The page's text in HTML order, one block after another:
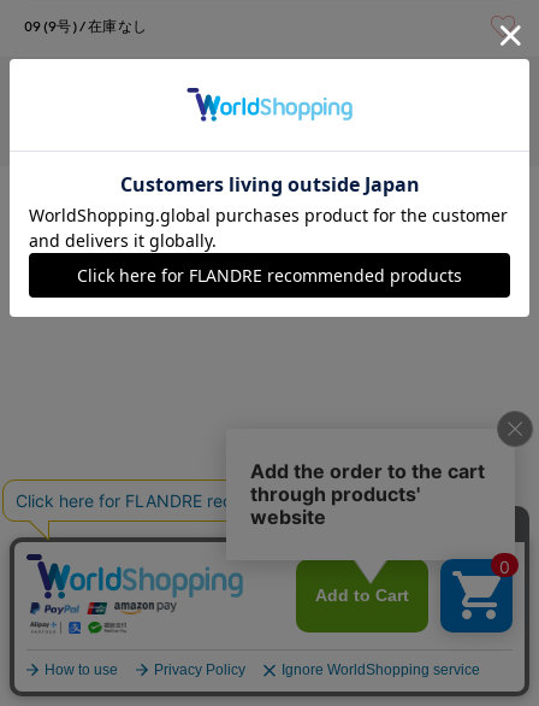
09(9号) 在庫なし
残り1点